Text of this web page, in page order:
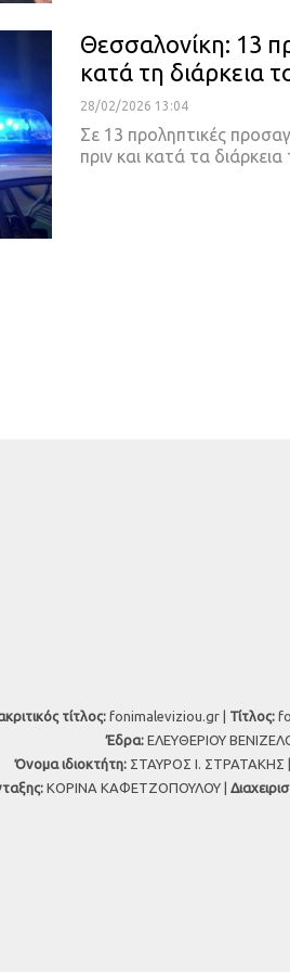
Θεσσαλονίκη: 13
κατά τη διάρκεια
28/02/2026 13:04
Σε 13 προληπτικές
πριν και κατά τα
τίτλος: fonimaleviziou.gr | Τίτλος:
Έδρα: ΕΛΕΥΘΕΡΙΟΥ
Όνομα ιδιοκτήτη: ΣΤΑΥΡΟΣ Ι. ΣΤΡΑΤΑΚΗΣ |
ΚΟΡΙΝΑ ΚΑΦΕΤΖΟΠΟΥΛΟΥ |